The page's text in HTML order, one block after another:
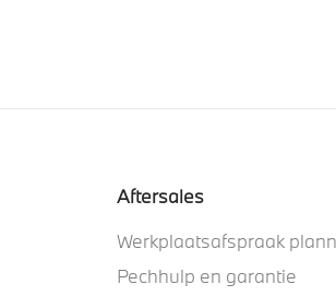
Aftersales
Werkplaatsafspraak
Pechhulp en garantie